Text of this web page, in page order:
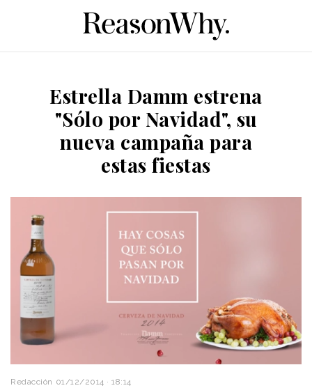
Estrella Damm estrena
"Sólo por Navidad", su
nueva campaña para
estas fiestas
Redacción 01/12/2014 · 18:14